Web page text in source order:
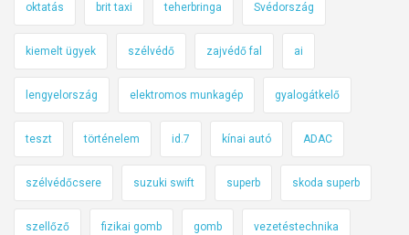
oktatás brit taxi teherbringa Svédország
kiemelt ügyek szélvédő zajvédő fal ai
lengyelország elektromos munkagép gyalogátkelő
teszt történelem id.7 kínai autó ADAC
szélvédőcsere suzuki swift superb skoda superb
szellőző fizikai gomb gomb vezetéstechnika